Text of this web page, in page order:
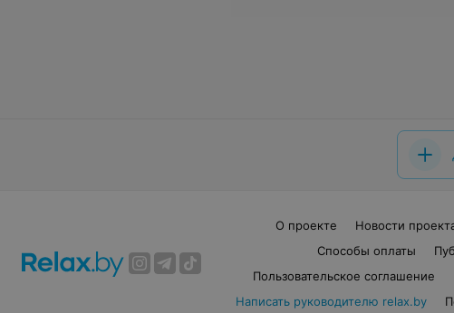
О проекте Новости
Способы оплаты
Пользовательское соглашение
Написать руководителю relax.by